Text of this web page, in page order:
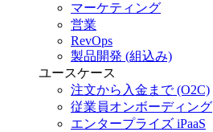
マーケティング
営業
RevOps
製品開発 (組込み)
ユースケース
注文から入金まで (O2C)
従業員オンボーディング
エンタープライズ iPaaS